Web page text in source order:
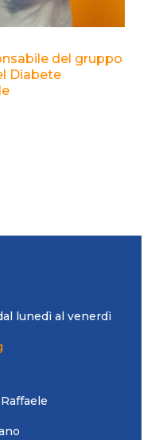
del gruppo
Diabete
lunedì al venerdì